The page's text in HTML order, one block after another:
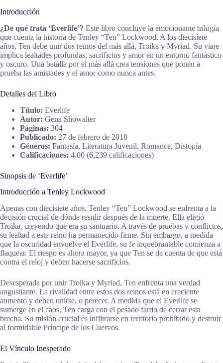
Introducción
¿De qué trata ‘Everlife’? Este libro concluye la emocionante trilogía
que cuenta la historia de Tenley “Ten” Lockwood. A los diecisiete
años, Ten debe unir dos reinos del más allá, Troika y Myriad. Su viaje
implica lealtades profundas, sacrificios y amor en un entorno fantástico
y oscuro. Una batalla por el más allá crea tensiones que ponen a
prueba las amistades y el amor como nunca antes.
Detalles del Libro
Título: Everlife
Autor: Gena Showalter
Páginas: 304
Publicado: 27 de febrero de 2018
Géneros: Fantasía, Literatura Juvenil, Romance, Distopía
Calificaciones: 4.00 (6,239 calificaciones)
Sinopsis de ‘Everlife’
Introducción a Tenley Lockwood
Apenas con diecisiete años, Tenley “Ten” Lockwood se enfrenta a la
decisión crucial de dónde residir después de la muerte. Ella eligió
Troika, creyendo que era su santuario. A través de pruebas y conflictos,
su lealtad a este reino ha permanecido firme. Sin embargo, a medida
que la oscuridad envuelve el Everlife, su fe inquebrantable comienza a
flaquear. El riesgo es ahora mayor, ya que Ten se da cuenta de que está
contra el reloj y deben hacerse sacrificios.
Desesperada por unir Troika y Myriad, Ten enfrenta una verdad
angustiante. La rivalidad entre estos dos reinos está en creciente
aumento y deben unirse, o perecer. A medida que el Everlife se
sumerge en el caos, Ten carga con el pesado fardo de cerrar esta
brecha. Su misión crucial es infiltrarse en territorio prohibido y destruir
al formidable Príncipe de los Cuervos.
El Vínculo Inesperado